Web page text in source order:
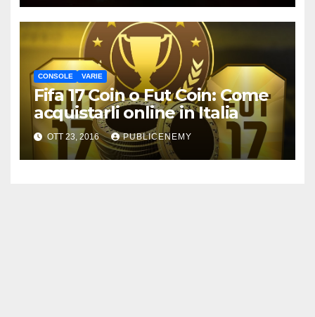
CONSOLE VARIE
Fifa 17 Coin o Fut Coin: Come
acquistarli online in Italia
OTT 23, 2016 PUBLICENEMY